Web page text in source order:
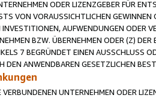
ODER LIZENZGEBER FÜR
VON VORAUSSICHTLICHEN
AUFWENDUNGEN ODER
BZW. ÜBERNEHMEN ODER (Z)
7 BEGRÜNDET EINEN AUSSCHLUSS
DEN ANWENDBAREN GESETZLICHEN
UNTERNEHMEN ODER